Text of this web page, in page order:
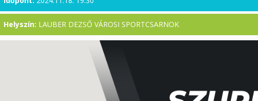
Helyszín: LAUBER DEZSŐ VÁROSI SPORTCSARNOK